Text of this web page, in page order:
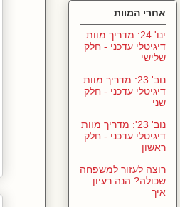
אחרי המוות
ינו' 24: מדריך מוות
דיגיטלי עדכני - חלק
שלישי
נוב' 23: מדריך מוות
דיגיטלי עדכני - חלק
שני
נוב' 23': מדריך מוות
דיגיטלי עדכני - חלק
ראשון
רוצה לעזור למשפחה
שכולה? הנה רעיון
איך